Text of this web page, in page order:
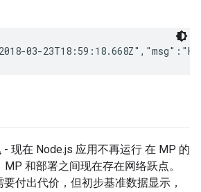
03-
- 现在 Node.js 应用不再运行 在 MP 的
MP 和部署之间现在存在网络跃点。
要付出代价，但初步基准数据显示，